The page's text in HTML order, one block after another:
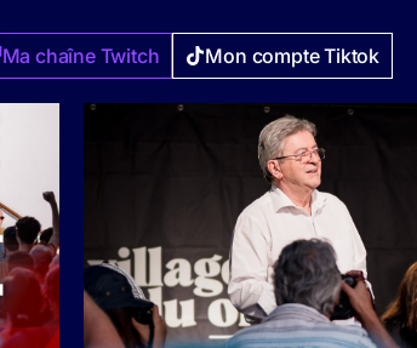
Ma chaîne Twitch Mon compte Tiktok